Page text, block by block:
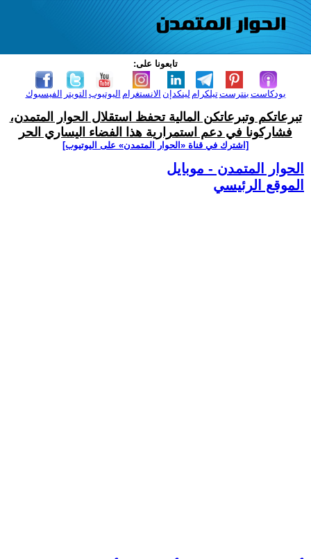
تابعونا على:
الفيسبوك التويتر اليوتيوب الانستغرام لينكدإن تيلكرامبنترست بودكاست
تبرعاتكم وتبرعاتكن المالية تحفظ استقلال الحوار المتمدن،
فشاركونا في دعم استمرارية هذا الفضاء اليساري الحر
[اشترك في قناة ‫«الحوار المتمدن» على اليوتيوب]
الحوار المتمدن - موبايل
الموقع الرئيسي